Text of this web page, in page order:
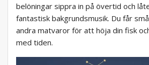
belöningar sippra in på övertid och
fantastisk bakgrundsmusik. Du får
andra matvaror för att höja din fisk
med tiden.